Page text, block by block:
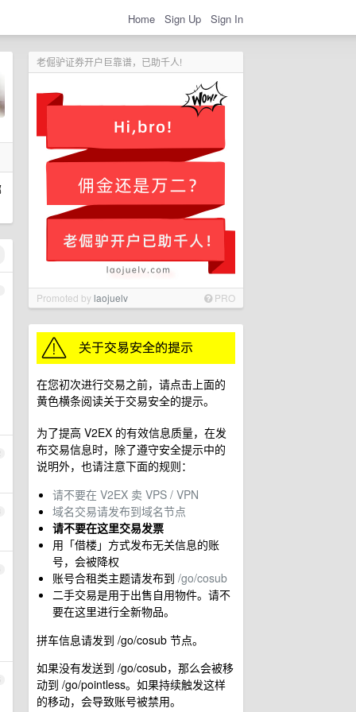
Home Sign Up Sign In
老倔驴证券开户巨靠谱，已助千人!
Promoted bylaojuelv PRO
在您初次进行交易之前，请点击上面的
黄色横条阅读关于交易安全的提示。
为了提高 V2EX 的有效信息质量，在发
布交易信息时，除了遵守安全提示中的
说明外，也请注意下面的规则：
请不要在 V2EX 卖 VPS / VPN
域名交易请发布到域名节点
请不要在这里交易发票
用「借楼」方式发布无关信息的账
号，会被降权
账号合租类主题请发布到 /go/cosub
二手交易是用于出售自用物件。请不
要在这里进行全新物品。
拼车信息请发到 /go/cosub 节点。
如果没有发送到 /go/cosub，那么会被移
动到 /go/pointless。如果持续触发这样
的移动，会导致账号被禁用。